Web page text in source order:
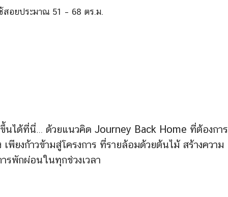
อยประมาณ 51 – 68 ตร.ม.
นได้ที่นี่… ด้วยแนวคิด Journey Back Home ที่ต้องการ
ยงก้าวข้ามสู่โครงการ ที่รายล้อมด้วยต้นไม้ สร้างความ
รพักผ่อนในทุกช่วงเวลา